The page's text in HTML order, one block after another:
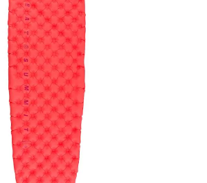
naar het lichaam
past zich aan de vorm van het
biedt een gelijkmatigere
over de mat voor een
slaap
ventiel: hoge doorstroming voor
en leeglopen - eenvoudige
gepersonaliseerd comfort
binnenin de Air Sprung Cells™